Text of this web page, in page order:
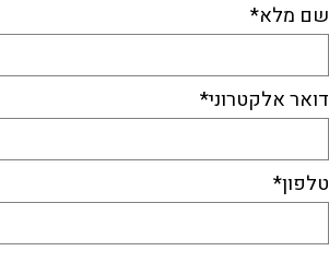
שם מלא*
דואר אלקטרוני*
טלפון*